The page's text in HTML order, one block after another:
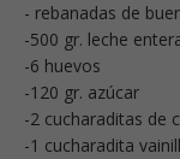
- rebanadas de
-500 gr. leche
-6 huevos
-120 gr. azúcar
-2 cucharaditas de
-1 cucharadita